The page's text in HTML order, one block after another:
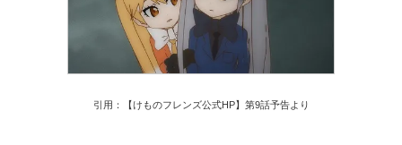
引用：【けものフレンズ公式HP】第9話予告より